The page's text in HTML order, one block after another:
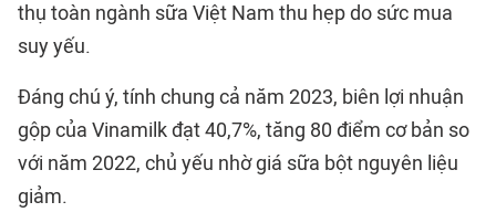
thụ toàn ngành sữa Việt Nam thu hẹp do sức mua
suy yếu.
Đáng chú ý, tính chung cả năm 2023, biên lợi nhuận
gộp của Vinamilk đạt 40,7%, tăng 80 điểm cơ bản so
với năm 2022, chủ yếu nhờ giá sữa bột nguyên liệu
giảm.